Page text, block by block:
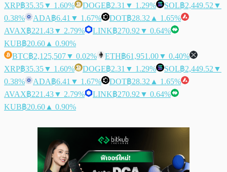
XRP฿35.35▼ 1.60% DOGE฿2.31 ▼ 1.29% SOL฿2,449.52 ▼
0.38%
ADA฿6.41 ▼ 1.67% DOT฿28.32 ▲ 1.65%
AVAX฿221.43▼ 2.79% LINK฿270.92 ▼ 0.64%
KUB฿20.60 ▲ 0.90%
BTC฿2,125,507▼ 0.02% ETH฿61,951.00▼ 0.40%
XRP฿35.35▼ 1.60% DOGE฿2.31 ▼ 1.29% SOL฿2,449.52 ▼
0.38%
ADA฿6.41 ▼ 1.67% DOT฿28.32 ▲ 1.65%
AVAX฿221.43▼ 2.79% LINK฿270.92 ▼ 0.64%
KUB฿20.60 ▲ 0.90%